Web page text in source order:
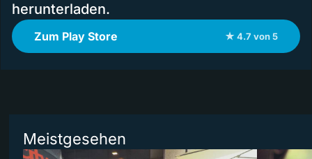
herunterladen.
Zum Play Store ★ 4.7 von 5
Meistgesehen